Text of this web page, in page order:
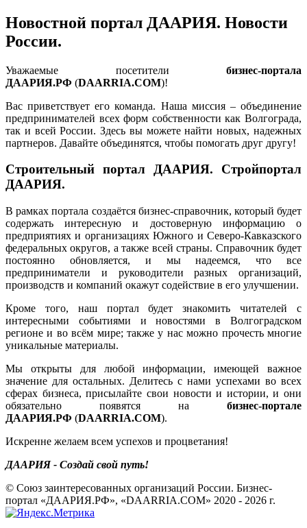
Новостной портал ДААРИЯ. Новости
России.
Уважаемые посетители бизнес-портала
ДААРИЯ.РФ (DAARRIA.COM)!
Вас приветствует его команда. Наша миссия – объединение
предпринимателей всех форм собственности как Волгограда,
так и всей России. Здесь вы можете найти новых, надежных
партнеров. Давайте объединятся, чтобы помогать друг другу!
Строительный портал ДААРИЯ. Стройпортал
ДААРИЯ.
В рамках портала создаётся бизнес-справочник, который будет
содержать интересную и достоверную информацию о
предприятиях и организациях Южного и Северо-Кавказского
федеральных округов, а также всей страны. Справочник будет
постоянно обновляется, и мы надеемся, что все
предприниматели и руководители разных организаций,
производств и компаний окажут содействие в его улучшении.
Кроме того, наш портал будет знакомить читателей с
интересными событиями и новостями в Волгоградском
регионе и во всём мире; также у нас можно прочесть многие
уникальные материалы.
Мы открыты для любой информации, имеющей важное
значение для остальных. Делитесь с нами успехами во всех
сферах бизнеса, присылайте свои новости и истории, и они
обязательно появятся на бизнес-портале
ДААРИЯ.РФ (DAARRIA.COM).
Искренне желаем всем успехов и процветания!
ДААРИЯ - Создай свой путь!
© Союз заинтересованных организаций России. Бизнес-
портал «ДААРИЯ.РФ», «DAARRIA.COM» 2020 - 2026 г.